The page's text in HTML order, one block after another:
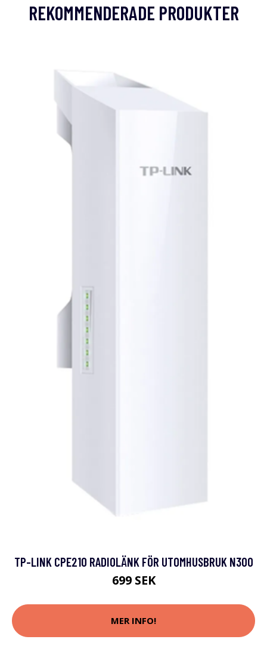
REKOMMENDERADE PRODUKTER
TP-LINK CPE210 RADIOLÄNK FÖR UTOMHUSBRUK N300
699 SEK
MER INFO!